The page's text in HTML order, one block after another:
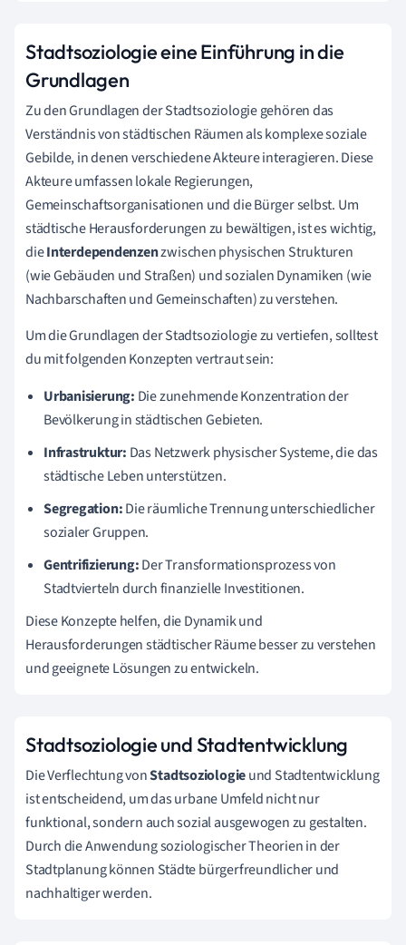
Stadtsoziologie eine Einführung in die
Grundlagen
Zu den Grundlagen der Stadtsoziologie gehören das
Verständnis von städtischen Räumen als komplexe soziale
Gebilde, in denen verschiedene Akteure interagieren. Diese
Akteure umfassen lokale Regierungen,
Gemeinschaftsorganisationen und die Bürger selbst. Um
städtische Herausforderungen zu bewältigen, ist es wichtig,
dieInterdependenzenzwischen physischen Strukturen
(wie Gebäuden und Straßen) und sozialen Dynamiken (wie
Nachbarschaften und Gemeinschaften) zu verstehen.
Um die Grundlagen der Stadtsoziologie zu vertiefen, solltest
du mit folgenden Konzepten vertraut sein:
Urbanisierung: Die zunehmende Konzentration der
Bevölkerung in städtischen Gebieten.
Infrastruktur: Das Netzwerk physischer Systeme, die das
städtische Leben unterstützen.
Segregation:Die räumliche Trennung unterschiedlicher
sozialer Gruppen.
Gentrifizierung:Der Transformationsprozess von
Stadtvierteln durch finanzielle Investitionen.
Diese Konzepte helfen, die Dynamik und
Herausforderungen städtischer Räume besser zu verstehen
und geeignete Lösungen zu entwickeln.
Stadtsoziologie und Stadtentwicklung
Die Verflechtung vonStadtsoziologieund Stadtentwicklung
ist entscheidend, um das urbane Umfeld nicht nur
funktional, sondern auch sozial ausgewogen zu gestalten.
Durch die Anwendung soziologischer Theorien in der
Stadtplanung können Städte bürgerfreundlicher und
nachhaltiger werden.